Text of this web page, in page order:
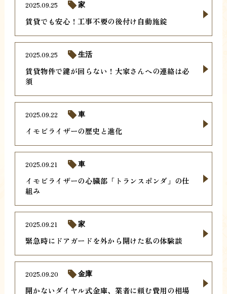
賃貸でも安心！工事不要の後付け自動施錠
2025.09.25 家
賃貸物件で鍵が回らない！大家さんへの連絡は必
須
2025.09.25 生活
イモビライザーの歴史と進化
2025.09.22 車
イモビライザーの心臓部「トランスポンダ」の仕
組み
2025.09.21 車
緊急時にドアガードを外から開けた私の体験談
2025.09.21 家
開かないダイヤル式金庫、業者に頼む費用の相場
2025.09.20 金庫